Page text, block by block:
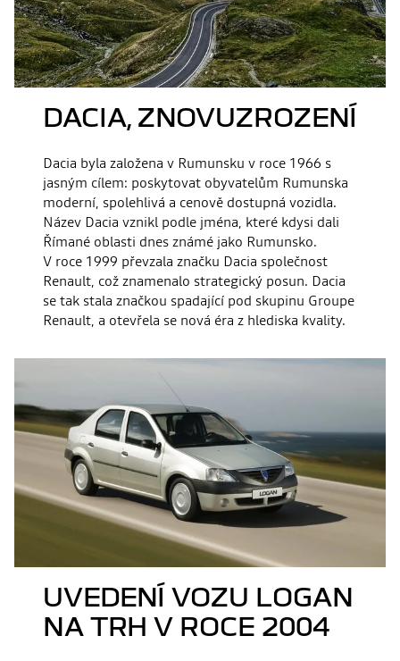
DACIA, ZNOVUZROZENÍ
Dacia byla založena v Rumunsku v roce 1966 s
jasným cílem: poskytovat obyvatelům Rumunska
moderní, spolehlivá a cenově dostupná vozidla.
Název Dacia vznikl podle jména, které kdysi dali
Římané oblasti dnes známé jako Rumunsko.
V roce 1999 převzala značku Dacia společnost
Renault, což znamenalo strategický posun. Dacia
se tak stala značkou spadající pod skupinu Groupe
Renault, a otevřela se nová éra z hlediska kvality.
UVEDENÍ VOZU LOGAN
NA TRH V ROCE 2004